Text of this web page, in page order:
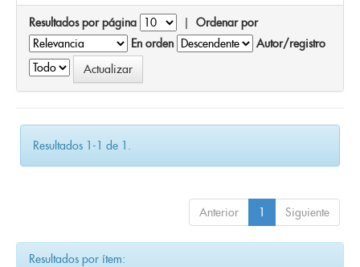
Resultados por página | Ordenar por
En orden
Autor/registro
Resultados 1-1 de 1.
Anterior 1 Siguiente
Resultados por ítem: